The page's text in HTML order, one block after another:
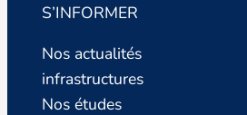
S’INFORMER
Nos actualités
infrastructures
Nos études